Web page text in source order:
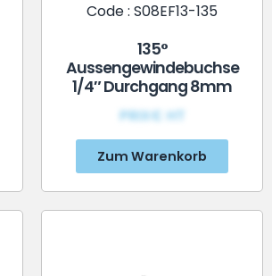
Code : S08EF13-135
135°
Aussengewindebuchse
1/4″ Durchgang 8mm
PRIX€ HT
Zum Warenkorb